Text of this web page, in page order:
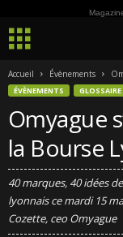
Accueil Évènements
ÉVÈNEMENTS
Omyague
la Bourse
40 marques, 40 idées
lyonnais ce mardi 15
Cozette, ceo Omyague